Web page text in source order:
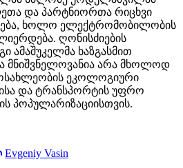
და პარტნიორთა რიცხვი
ხოლო ელექტრომობილობის
ღონისძიების
ამაშუკელმა ხაზგასმით
მნიშვნელოვანია არა მხოლოდ
ეკოლოგიური
და ტრანსპორტის უფრო
პოპულარიზაციისთვის.
Evgeniy Vasin